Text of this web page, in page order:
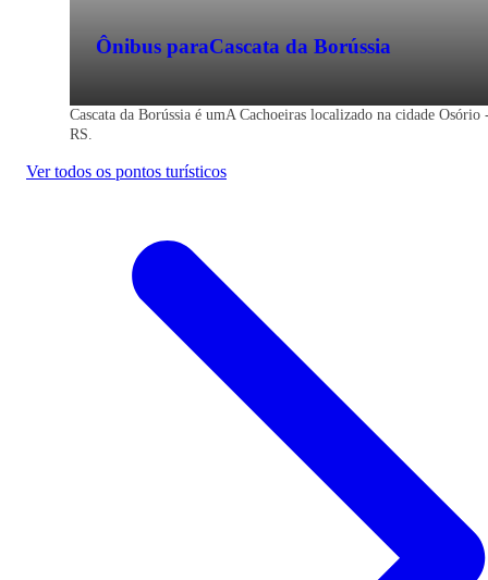
Ônibus paraCascata da Borússia
Cascata da Borússia é umA Cachoeiras localizado na cidade Osório
RS.
Ver todos os pontos turísticos